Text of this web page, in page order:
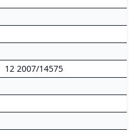
12 2007/14575